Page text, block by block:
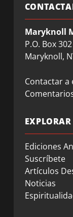
Maryknoll
P.O. Box 302
Maryknoll,
Contactar a
EXPLORAR
Ediciones
Suscríbete
Artículos
Noticias